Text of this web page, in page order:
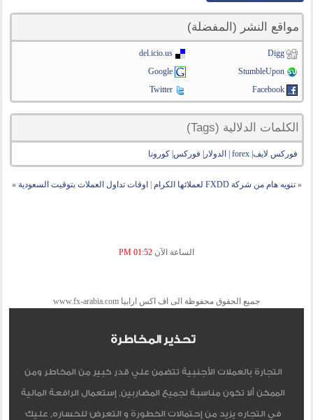
مواقع النشر (المفضلة)
Digg
del.icio.us
StumbleUpon
Google
Facebook
Twitter
الكلمات الدلالية (Tags)
فوركس لايف| forex | الدولار| فوركس| كورونا
« تنويه هام من شركة FXDD لعملائها الكرام اوقات تداول العملات بتوقيت السعودية »
الساعة الآن 01:52 PM
جميع الحقوق محفوظة الى اف اكس ارابيا www.fx-arabia.com
تحذير المخاطرة
التجارة بالعملات الأجنبية تتضمن علي قدر كبير من المخاطر ومن
الممكن ألا تكون مناسبة لجميع المضاربين, إستعمال الرافعة المالية
في التجاره يزيد من إحتمالات الخطورة و التعرض للخساره, عليك